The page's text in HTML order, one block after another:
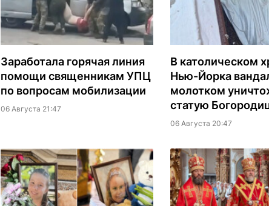
Заработала горячая линия
помощи священникам УПЦ
по вопросам мобилизации
06 Августа 21:47
В католическом
Нью-Йорка
молотком
статую
06 Августа 20:47